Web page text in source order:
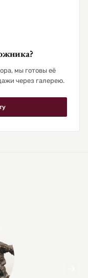
мы готовы её
через галерею.